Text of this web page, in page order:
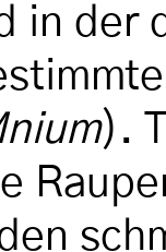
in der
).